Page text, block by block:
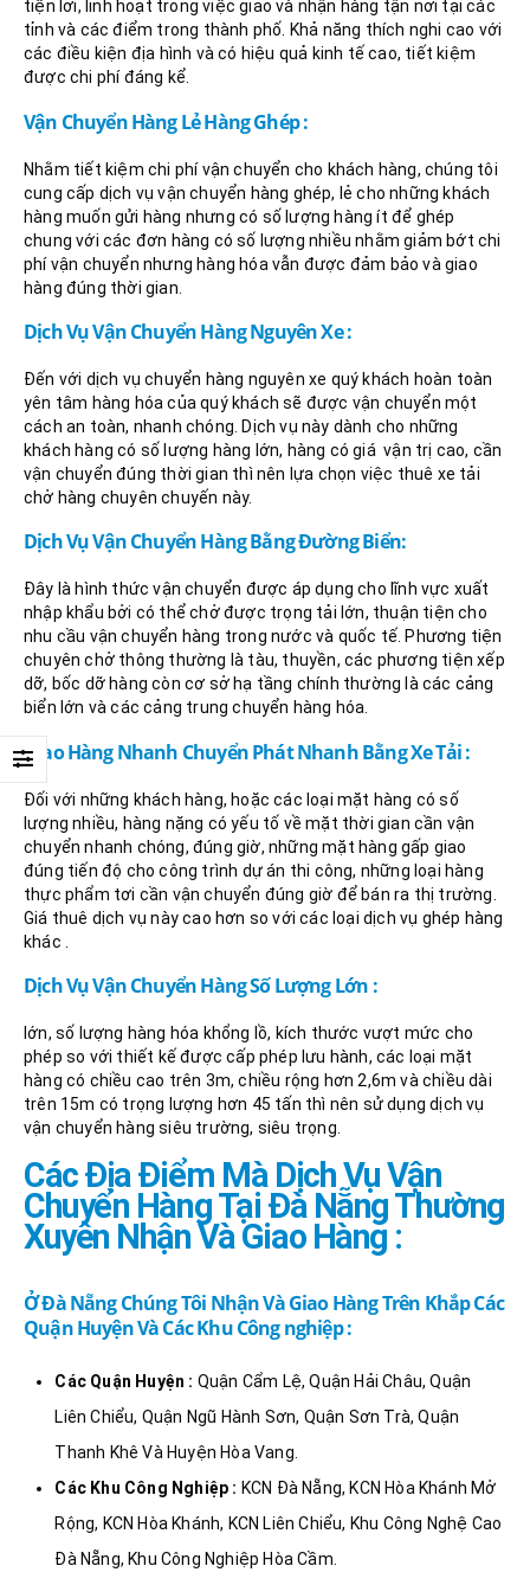
tiện lơi, linh hoạt trong việc giao và nhận hàng tận nơi tại các
tỉnh và các điểm trong thành phố. Khả năng thích nghi cao với
các điều kiện địa hình và có hiệu quả kinh tế cao, tiết kiệm
được chi phí đáng kể.
Vận Chuyển Hàng Lẻ Hàng Ghép :
Nhằm tiết kiệm chi phí vận chuyển cho khách hàng, chúng tôi
cung cấp dịch vụ vận chuyển hàng ghép, lẻ cho những khách
hàng muốn gửi hàng nhưng có số lượng hàng ít để ghép
chung với các đơn hàng có số lượng nhiều nhằm giảm bớt chi
phí vận chuyển nhưng hàng hóa vẫn được đảm bảo và giao
hàng đúng thời gian.
Dịch Vụ Vận Chuyển Hàng Nguyên Xe :
Đến với dịch vụ chuyển hàng nguyên xe quý khách hoàn toàn
yên tâm hàng hóa của quý khách sẽ được vận chuyển một
cách an toàn, nhanh chóng. Dịch vụ này dành cho những
khách hàng có số lượng hàng lớn, hàng có giá vận trị cao, cần
vận chuyển đúng thời gian thì nên lựa chọn việc thuê xe tải
chở hàng chuyên chuyến này.
Dịch Vụ Vận Chuyển Hàng Bằng Đường Biển:
Đây là hình thức vận chuyển được áp dụng cho lĩnh vực xuất
nhập khẩu bởi có thể chở được trọng tải lớn, thuận tiện cho
nhu cầu vận chuyển hàng trong nước và quốc tế. Phương tiện
chuyên chở thông thường là tàu, thuyền, các phương tiện xếp
dỡ, bốc dỡ hàng còn cơ sở hạ tầng chính thường là các cảng
biển lớn và các cảng trung chuyển hàng hóa.
Giao Hàng Nhanh Chuyển Phát Nhanh Bằng Xe Tải :
Đối với những khách hàng, hoặc các loại mặt hàng có số
lượng nhiều, hàng nặng có yếu tố về mặt thời gian cần vận
chuyển nhanh chóng, đúng giờ, những mặt hàng gấp giao
đúng tiến độ cho công trình dự án thi công, những loại hàng
thực phẩm tơi cần vận chuyển đúng giờ để bán ra thị trường.
Giá thuê dịch vụ này cao hơn so với các loại dịch vụ ghép hàng
khác .
Dịch Vụ Vận Chuyển Hàng Số Lượng Lớn :
lớn, số lượng hàng hóa khổng lồ, kích thước vượt mức cho
phép so với thiết kế được cấp phép lưu hành, các loại mặt
hàng có chiều cao trên 3m, chiều rộng hơn 2,6m và chiều dài
trên 15m có trọng lượng hơn 45 tấn thì nên sử dụng dịch vụ
vận chuyển hàng siêu trường, siêu trọng.
Các Địa Điểm Mà Dịch Vụ Vận
Chuyển Hàng Tại Đà Nẵng Thường
Xuyên Nhận Và Giao Hàng :
Ở Đà Nẵng Chúng Tôi Nhận Và Giao Hàng Trên Khắp Các
Quận Huyện Và Các Khu Công nghiệp :
Các Quận Huyện : Quận Cẩm Lệ, Quận Hải Châu, Quận
Liên Chiểu, Quận Ngũ Hành Sơn, Quận Sơn Trà, Quận
Thanh Khê Và Huyện Hòa Vang.
Các Khu Công Nghiệp : KCN Đà Nẵng, KCN Hòa Khánh Mở
Rộng, KCN Hòa Khánh, KCN Liên Chiểu, Khu Công Nghệ Cao
Đà Nẵng, Khu Công Nghiệp Hòa Cầm.